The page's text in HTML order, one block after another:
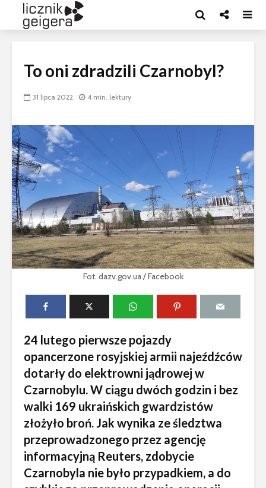
To oni zdradzili Czarnobyl?
31 lipca 2022 4 min. lektury
Fot. dazv.gov.ua / Facebook
24 lutego pierwsze pojazdy
opancerzone rosyjskiej armii najeźdźców
dotarły do elektrowni jądrowej w
Czarnobylu. W ciągu dwóch godzin i bez
walki 169 ukraińskich gwardzistów
złożyło broń. Jak wynika ze śledztwa
przeprowadzonego przez agencję
informacyjną Reuters, zdobycie
Czarnobyla nie było przypadkiem, a do